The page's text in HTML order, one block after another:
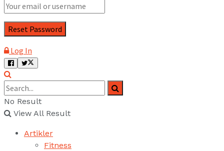
Log In
No Result
View All Result
Artikler
Fitness